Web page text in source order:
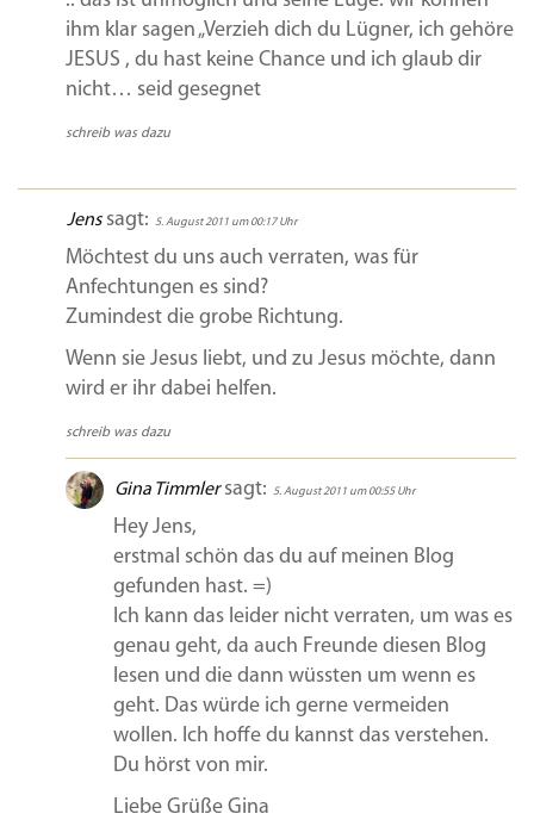
ihm klar sagen „Verzieh dich du Lügner, ich gehöre
JESUS , du hast keine Chance und ich glaub dir
nicht… seid gesegnet
schreib was dazu
Jens sagt: 5. August 2011 um 00:17 Uhr
Möchtest du uns auch verraten, was für
Anfechtungen es sind?
Zumindest die grobe Richtung.
Wenn sie Jesus liebt, und zu Jesus möchte, dann
wird er ihr dabei helfen.
schreib was dazu
Gina Timmler sagt: 5. August 2011 um 00:55 Uhr
Hey Jens,
erstmal schön das du auf meinen Blog
gefunden hast. =)
Ich kann das leider nicht verraten, um was es
genau geht, da auch Freunde diesen Blog
lesen und die dann wüssten um wenn es
geht. Das würde ich gerne vermeiden
wollen. Ich hoffe du kannst das verstehen.
Du hörst von mir.
Liebe Grüße Gina